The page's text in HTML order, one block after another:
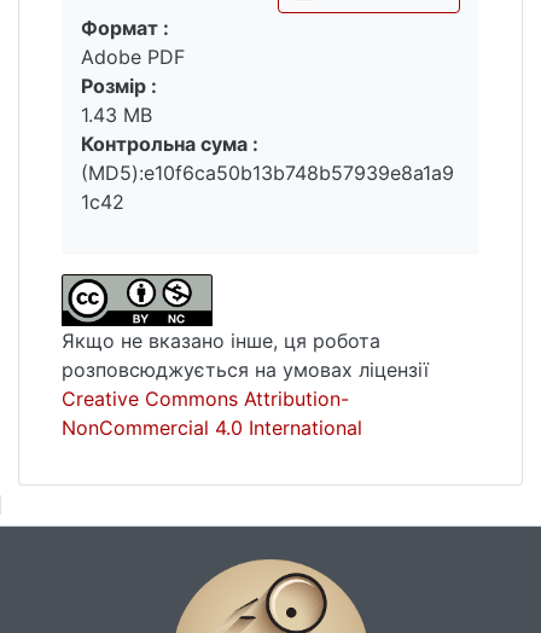
просування виробника воєнного
спорядження на ринку України.
Вантажиться...
Формат :
Adobe PDF
Розмір :
1.43 MB
Контрольна сума :
(MD5):e10f6ca50b13b748b57939e8a1a9
1c42
Якщо не вказано інше, ця робота
розповсюджується на умовах ліцензії
Creative Commons Attribution-
NonCommercial 4.0 International